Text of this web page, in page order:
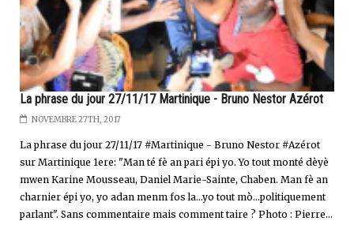
La phrase du jour 27/11/17 Martinique - Bruno Nestor Azérot
NOVEMBRE 27TH, 2017
La phrase du jour 27/11/17 #Martinique - Bruno Nestor #Azérot
sur Martinique 1ere: "Man té fè an pari épi yo. Yo tout monté dèyè
mwen Karine Mousseau, Daniel Marie-Sainte, Chaben. Man fè an
charnier épi yo, yo adan menm fos la...yo tout mò...politiquement
parlant". Sans commentaire mais comment taire ? Photo : Pierre...